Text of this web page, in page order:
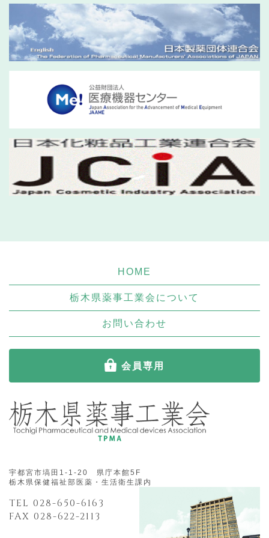
HOME
栃木県薬事工業会について
お問い合わせ
会員専用
宇都宮市塙田1-1-20 県庁本館5F
栃木県保健福祉部医薬・生活衛生課内
TEL 028-650-6163
FAX 028-622-2113